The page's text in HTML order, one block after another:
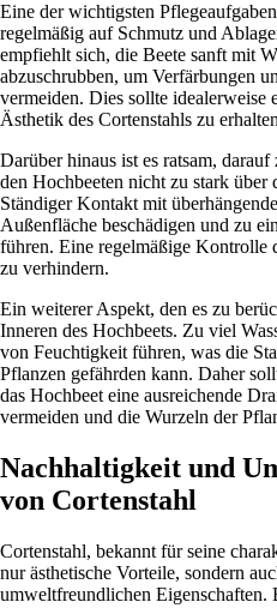
Eine der wichtigsten
regelmäßig auf Schmutz und
empfiehlt sich, die Beete sanft mit
abzuschrubben, um Verfärbungen
vermeiden. Dies sollte idealerweise
Ästhetik des Cortenstahls zu
Darüber hinaus ist es ratsam,
den Hochbeeten nicht zu stark über
Ständiger Kontakt mit
Außenfläche beschädigen und zu
führen. Eine regelmäßige Kontrolle
zu verhindern.
Ein weiterer Aspekt, den es zu
Inneren des Hochbeets. Zu viel
von Feuchtigkeit führen, was die
Pflanzen gefährden kann. Daher
das Hochbeet eine ausreichende
vermeiden und die Wurzeln der
Nachhaltigkeit und
von Cortenstahl
Cortenstahl, bekannt für seine
nur ästhetische Vorteile, sondern
umweltfreundlichen Eigenschaften.